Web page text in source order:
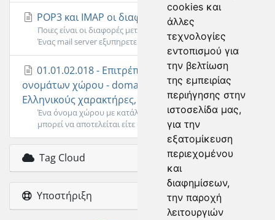
cookies και
άλλες
τεχνολογίες
εντοπισμού για
την βελτίωση
της εμπειρίας
περιήγησης στην
ιστοσελίδα μας,
για την
εξατομίκευση
περιεχομένου
και
διαφημίσεων,
την παροχή
λειτουργιών
POP3 και IMAP οι διαφορές
Ποιες είναι οι διαφορές μεταξύ POP3 και IMAP;
Ένας mail server εξυπηρετεί την ηλεκτρονική...
01.01.02.018 - Επιτρέπεται η εκχώρηση
ονομάτων χώρου - domain name .gr με
Ελληνικούς χαρακτήρες, όπως το όνομα.gr;
Ένα όνομα χώρου με κατάληξη .gr ή .ελ που εκχωρούνται
μπορεί να αποτελείται είτε από λατινικούς,...
Tag Cloud
Υποστήριξη